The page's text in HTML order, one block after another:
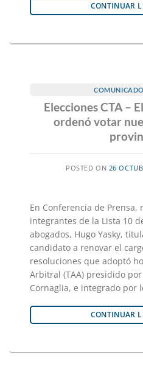
CONTINUAR
Elecciones CTA –
ordenó votar
POSTED ON 26
En Conferencia de Prensa,
integrantes de la Lista 10
abogados, Hugo Yasky,
candidato a renovar el
resoluciones que adoptó
Arbitral (TAA) presidido
Cornaglia, e integrado por
CONTINUAR